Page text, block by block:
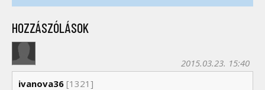
HOZZÁSZÓLÁSOK
ivanova36
2015.03.23. 15:40
[1321]